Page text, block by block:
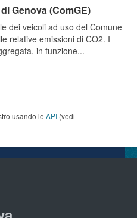
Genova (ComGE)
dei veicoli ad uso del Comune
relative emissioni di CO2. I
in funzione...
usando le API (vedi